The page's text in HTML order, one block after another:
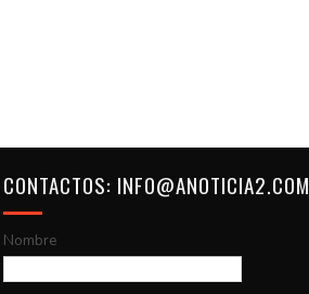
CONTACTOS: INFO@ANOTICIA2.COM
Nombre